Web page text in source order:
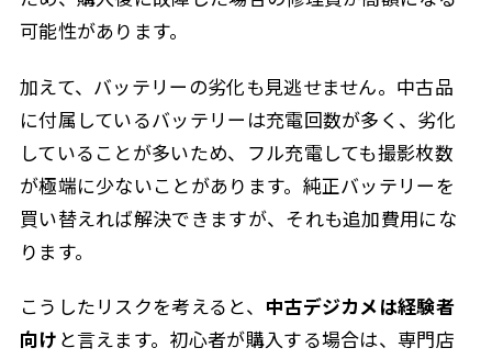
可能性があります。
加えて、バッテリーの劣化も見逃せません。中古品
に付属しているバッテリーは充電回数が多く、劣化
していることが多いため、フル充電しても撮影枚数
が極端に少ないことがあります。純正バッテリーを
買い替えれば解決できますが、それも追加費用にな
ります。
こうしたリスクを考えると、 中古デジカメは経験者
向け と言えます。初心者が購入する場合は、専門店